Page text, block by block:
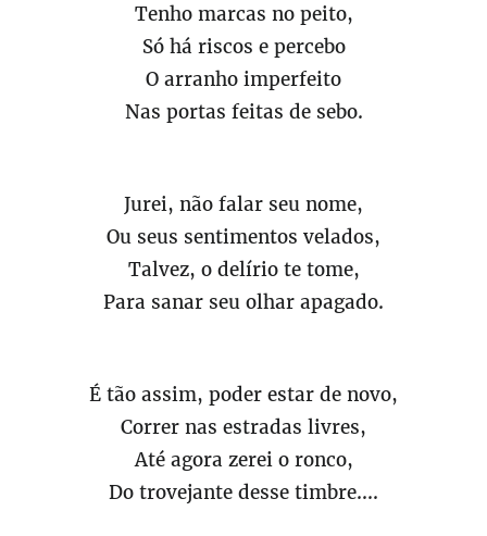
Tenho marcas no peito,
Só há riscos e percebo
O arranho imperfeito
Nas portas feitas de sebo.
Jurei, não falar seu nome,
Ou seus sentimentos velados,
Talvez, o delírio te tome,
Para sanar seu olhar apagado.
É tão assim, poder estar de novo,
Correr nas estradas livres,
Até agora zerei o ronco,
Do trovejante desse timbre....